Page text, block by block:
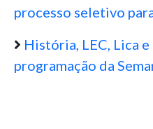
processo seletivo
História, LEC, Lica
programação da